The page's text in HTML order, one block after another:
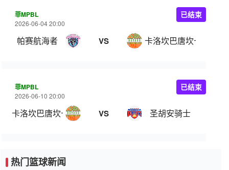
菲MPBL
2026-06-04 20:00
帕赛航海者 VS 卡洛坎巴唐坎卡洛
已结束
菲MPBL
2026-06-10 20:00
卡洛坎巴唐坎卡洛 VS 圣胡安骑士
已结束
热门篮球新闻